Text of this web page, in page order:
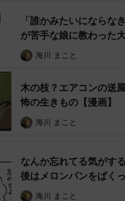
「誰かみたいになら
が苦手な娘に教わった
海川 まこと
木の枝？エアコンの送
怖の生きもの【漫画】
海川 まこと
なんか忘れてる気がす
後はメロンパンをぱく
海川 まこと